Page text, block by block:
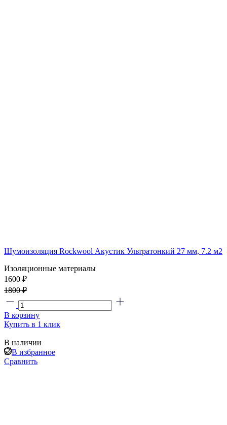
Шумоизоляция Rockwool Акустик Ультратонкий 27 мм, 7.2 м2
Изоляционные материалы
1600 ₽
1800 ₽
В корзину
Купить в 1 клик
В наличии
В избранное
Сравнить